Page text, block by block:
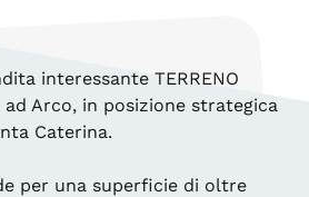
interessante TERRENO
ad Arco, in posizione strategica
Caterina.
per una superficie di oltre